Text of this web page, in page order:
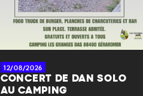
12/08/2026
CONCERT DE DAN SOLO
AU CAMPING